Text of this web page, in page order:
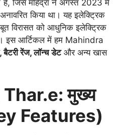
जिसे महिंद्रा ने अगस्त 2023 में
किया था। यह इलेक्ट्रिक
विरासत को आधुनिक इलेक्ट्रिक
इस आर्टिकल में हम Mahindra
बैटरी रेंज, लॉन्च डेटऔर अन्य खास
मुख्य
Features)